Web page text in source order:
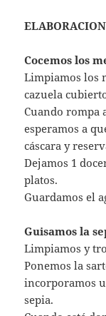
ELABORACION
Cocemos los
Limpiamos los
cazuela
Cuando rompa
esperamos a
cáscara y
Dejamos 1
platos.
Guardamos el
Guisamos la
Limpiamos y
Ponemos la
incorporamos
sepia.